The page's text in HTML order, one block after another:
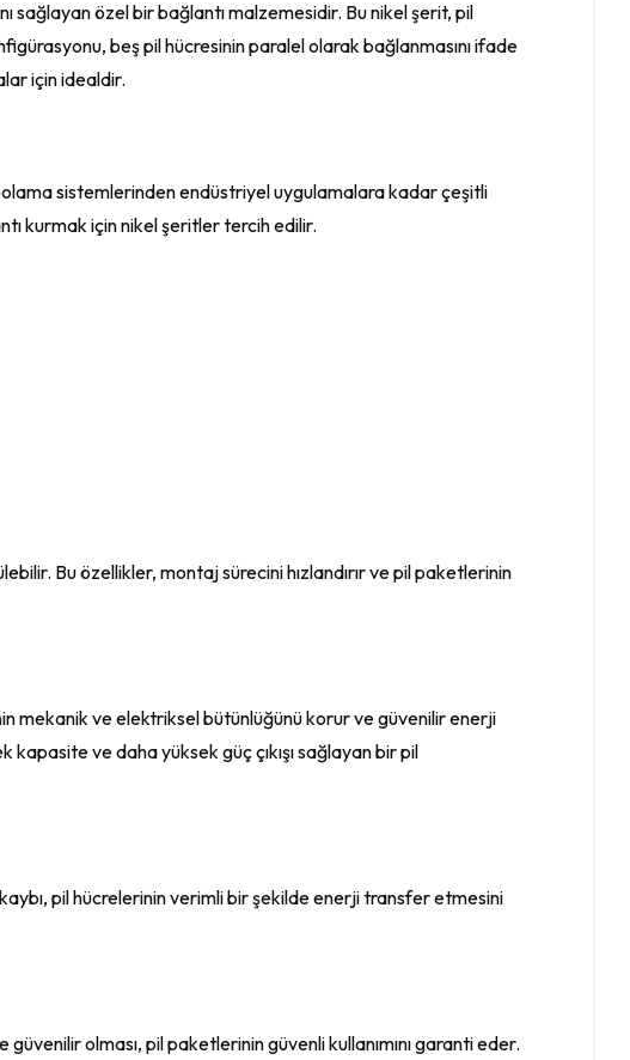
sağlayan özel bir bağlantı malzemesidir. Bu nikel şerit, pil
beş pil hücresinin paralel olarak bağlanmasını ifade
için idealdir.
sistemlerinden endüstriyel uygulamalara kadar çeşitli
kurmak için nikel şeritler tercih edilir.
Bu özellikler, montaj sürecini hızlandırır ve pil paketlerinin
mekanik ve elektriksel bütünlüğünü korur ve güvenilir enerji
ve daha yüksek güç çıkışı sağlayan bir pil
pil hücrelerinin verimli bir şekilde enerji transfer etmesini
olması, pil paketlerinin güvenli kullanımını garanti eder.